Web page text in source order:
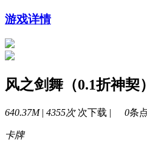
游戏详情
风之剑舞（0.1折神契）
640.37M | 4355次 次下载 | 0条
卡牌